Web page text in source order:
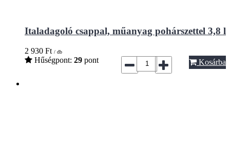
Italadagoló csappal, műanyag pohárszettel 3,8 l
2 930 Ft / db
Hűségpont: 29 pont Kosárba